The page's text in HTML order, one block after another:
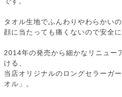
タオル生地でふんわりやわらかい
顔に当たっても痛くないので安全
2014年の発売から細かなリニュー
ける、
当店オリジナルのロングセラーガ
オル」。